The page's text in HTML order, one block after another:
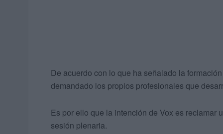
De acuerdo con lo que ha señalado la
demandado los propios profesionales que
Es por ello que la intención de Vox es reclamar
sesión plenaria.